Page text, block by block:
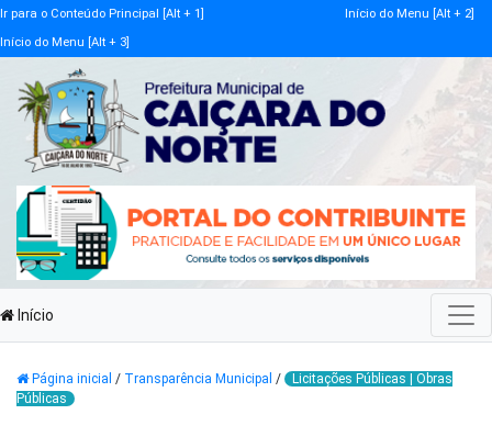
Ir para o Conteúdo Principal [Alt + 1]
Início do Menu [Alt + 2]
Início do Menu [Alt + 3]
Início
Página inicial / Transparência Municipal /
Licitações Públicas | Obras
Públicas